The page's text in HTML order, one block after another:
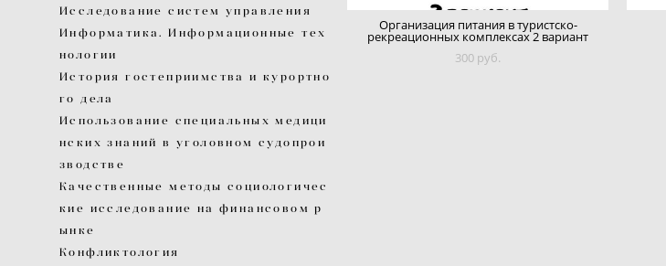
Исследование систем управления
Информатика. Информационные тех
нологии
История гостеприимства и курортно
го дела
Использование специальных медици
нских знаний в уголовном судопрои
зводстве
Качественные методы социологичес
кие исследование на финансовом р
ынке
Конфликтология
Организация питания в туристско-
рекреационных комплексах 2 вариант
300 pуб.